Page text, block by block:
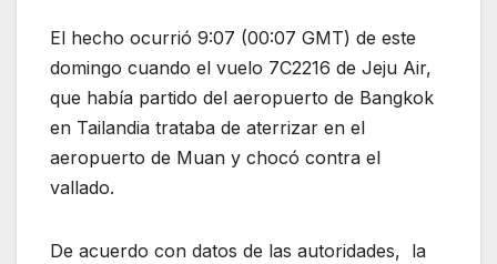
El hecho ocurrió 9:07 (00:07 GMT) de este
domingo cuando el vuelo 7C2216 de Jeju Air,
que había partido del aeropuerto de Bangkok
en Tailandia trataba de aterrizar en el
aeropuerto de Muan y chocó contra el
vallado.
De acuerdo con datos de las autoridades, la